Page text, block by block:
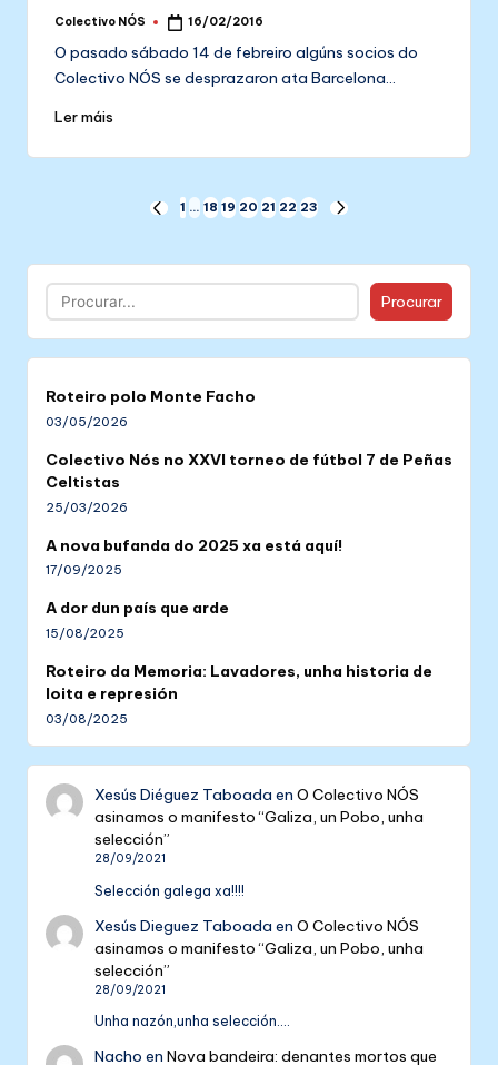
Posted
Colectivo NÓS 16/02/2016
O pasado sábado 14 de febreiro algúns socios do
Colectivo NÓS se desprazaron ata Barcelona…
Ler máis
Paxinación
de
entradas
PREVIOUS
1 … 18 19 20 21 22 23
NEXT
Buscar Procurar
Roteiro polo Monte Facho
03/05/2026
Colectivo Nós no XXVI torneo de fútbol 7 de Peñas
Celtistas
25/03/2026
A nova bufanda do 2025 xa está aquí!
17/09/2025
A dor dun país que arde
15/08/2025
Roteiro da Memoria: Lavadores, unha historia de
loita e represión
03/08/2025
Xesús Diéguez Taboada enO Colectivo NÓS
asinamos o manifesto “Galiza, un Pobo, unha
selección”
28/09/2021
Selección galega xa!!!!
Xesús Dieguez Taboada enO Colectivo NÓS
asinamos o manifesto “Galiza, un Pobo, unha
selección”
28/09/2021
Unha nazón,unha selección....
Nacho enNova bandeira: denantes mortos que